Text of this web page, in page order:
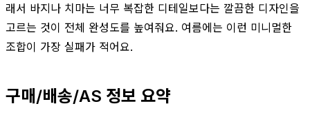
래서 바지나 치마는 너무 복잡한 디테일보다는 깔끔한 디자인을
고르는 것이 전체 완성도를 높여줘요. 여름에는 이런 미니멀한
조합이 가장 실패가 적어요.
구매/배송/AS 정보 요약